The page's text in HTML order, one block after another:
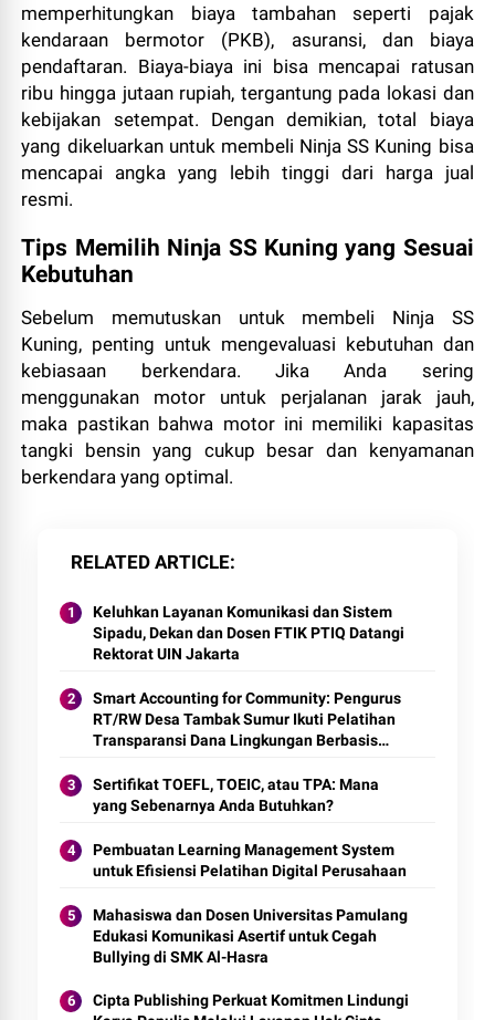
memperhitungkan biaya tambahan seperti pajak
kendaraan bermotor (PKB), asuransi, dan biaya
pendaftaran. Biaya-biaya ini bisa mencapai ratusan
ribu hingga jutaan rupiah, tergantung pada lokasi dan
kebijakan setempat. Dengan demikian, total biaya
yang dikeluarkan untuk membeli Ninja SS Kuning bisa
mencapai angka yang lebih tinggi dari harga jual
resmi.
Tips Memilih Ninja SS Kuning yang Sesuai
Kebutuhan
Sebelum memutuskan untuk membeli Ninja SS
Kuning, penting untuk mengevaluasi kebutuhan dan
kebiasaan berkendara. Jika Anda sering
menggunakan motor untuk perjalanan jarak jauh,
maka pastikan bahwa motor ini memiliki kapasitas
tangki bensin yang cukup besar dan kenyamanan
berkendara yang optimal.
RELATED ARTICLE
Keluhkan Layanan Komunikasi dan Sistem
Sipadu, Dekan dan Dosen FTIK PTIQ Datangi
Rektorat UIN Jakarta
Smart Accounting for Community: Pengurus
RT/RW Desa Tambak Sumur Ikuti Pelatihan
Transparansi Dana Lingkungan Berbasis
Sertifikat TOEFL, TOEIC, atau TPA: Mana
yang Sebenarnya Anda Butuhkan?
Pembuatan Learning Management System
untuk Efisiensi Pelatihan Digital Perusahaan
Mahasiswa dan Dosen Universitas Pamulang
Edukasi Komunikasi Asertif untuk Cegah
Bullying di SMK Al-Hasra
Cipta Publishing Perkuat Komitmen Lindungi